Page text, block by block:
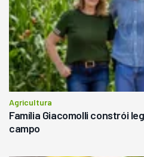
Agricultura
Família Giacomolli constrói
campo